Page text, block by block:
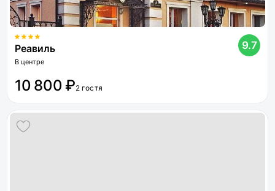
Реавиль
В центре
9.7
10 800 ₽2 гостя